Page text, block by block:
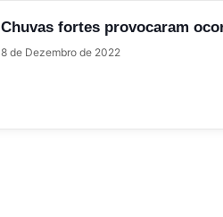
Chuvas fortes provocaram
8 de Dezembro de 2022